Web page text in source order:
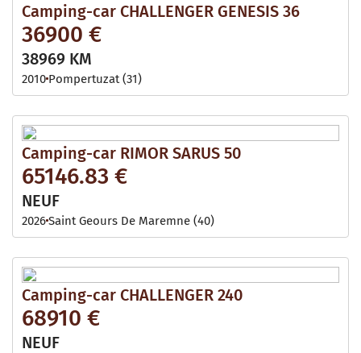
Camping-car CHALLENGER GENESIS 36
36900 €
38969 KM
2010 Pompertuzat (31)
Camping-car RIMOR SARUS 50
65146.83 €
NEUF
2026Saint Geours De Maremne (40)
Camping-car CHALLENGER 240
68910 €
NEUF